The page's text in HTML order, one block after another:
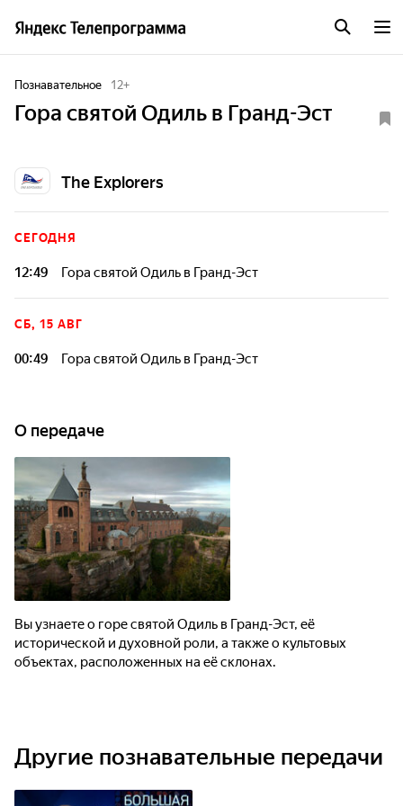
Познавательное 12+
Гора святой Одиль в Гранд-Эст
The Explorers
СЕГОДНЯ
12:49 Гора святой Одиль в Гранд-Эст
СБ, 15 АВГ
00:49 Гора святой Одиль в Гранд-Эст
О передаче
Вы узнаете о горе святой Одиль в Гранд-Эст, её
исторической и духовной роли, а также о культовых
объектах, расположенных на её склонах.
Другие познавательные передачи